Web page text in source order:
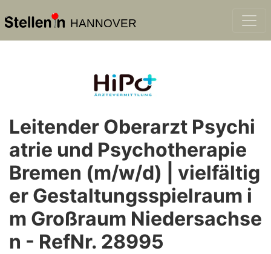
HANNOVER
Leitender Oberarzt Psychi
atrie und Psychotherapie
Bremen (m/w/d) | vielfältig
er Gestaltungsspielraum i
m Großraum Niedersachse
n - RefNr. 28995